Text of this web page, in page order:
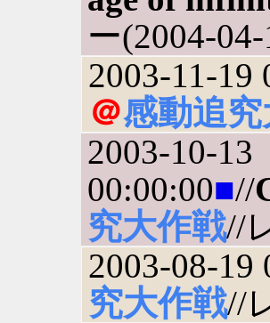
ー(2004-
2003-11-19
＠感動追
2003-10-13
00:00:00■//
究大作戦//
2003-08-19
究大作戦//